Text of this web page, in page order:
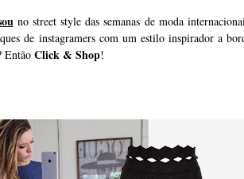
no street style das semanas de moda
de instagramers com um estilo inspirador a
Então Click & Shop!